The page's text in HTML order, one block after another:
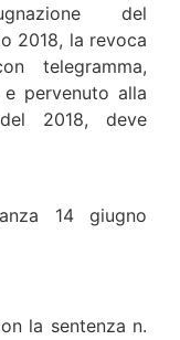
del
2018, la revoca
telegramma,
pervenuto alla
2018, deve
14 giugno
la sentenza n.